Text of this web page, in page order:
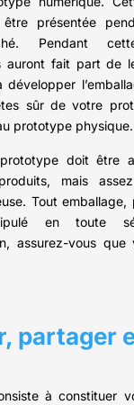
présentée
Pendant
auront fait part de
sûr de votre
prototype physique.
doit être
mais
Tout
en toute
assurez-vous
partager
à constituer